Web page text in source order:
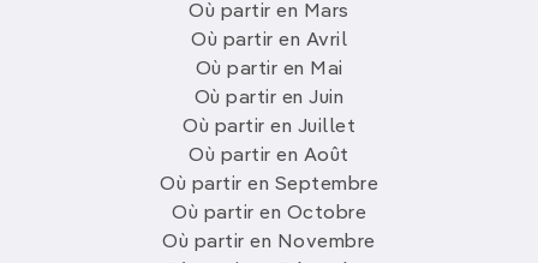
Où partir en Mars
Où partir en Avril
Où partir en Mai
Où partir en Juin
Où partir en Juillet
Où partir en Août
Où partir en Septembre
Où partir en Octobre
Où partir en Novembre